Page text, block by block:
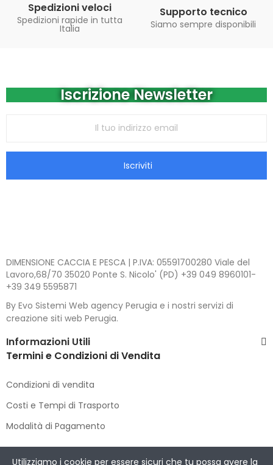
Spedizioni veloci
Spedizioni rapide in tutta
Italia
Supporto tecnico
Siamo sempre disponibili
Iscrizione Newsletter
Iscriviti
DIMENSIONE CACCIA E PESCA | P.IVA: 05591700280 Viale del
Lavoro,68/70 35020 Ponte S. Nicolo' (PD) +39 049 8960101-
+39 349 5595871
By Evo Sistemi Web agency Perugia e i nostri servizi di
creazione siti web Perugia.
Informazioni Utili
Termini e Condizioni di Vendita
Condizioni di vendita
Costi e Tempi di Trasporto
Modalità di Pagamento
Copyright © 2021 DIMENSIONE CACCIA E PESCA. All Rights
Utilizziamo i cookie per essere sicuri che tu possa avere la